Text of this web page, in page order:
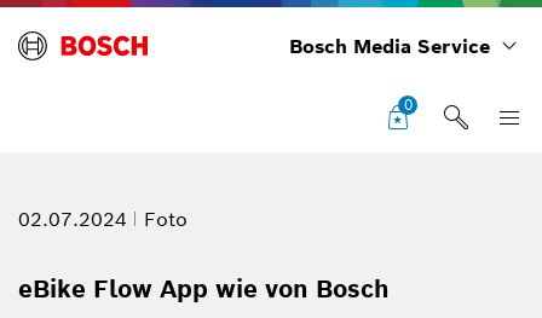
Bosch Media Service
0
02.07.2024 Foto
eBike Flow App wie von Bosch